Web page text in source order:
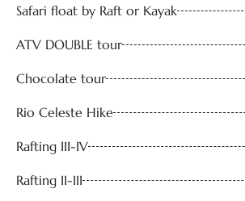
Safari float by Raft or Kayak
ATV DOUBLE tour
Chocolate tour
Rio Celeste Hike
Rafting III-IV
Rafting II-III